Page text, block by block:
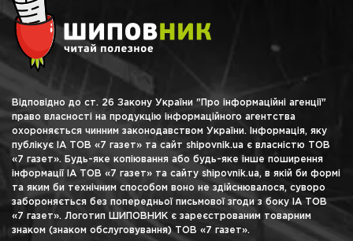
Відповідно до ст. 26 Закону України "Про інформаційні агенції"
право власності на продукцію інформаційного агентства
охороняється чинним законодавством України. Інформація, яку
публікує ІА ТОВ «7 газет» та сайт shipovnik.ua є власністю ТОВ
«7 газет». Будь-яке копіювання або будь-яке інше поширення
інформації ІА ТОВ «7 газет» та сайту shipovnik.ua, в якій би формі
та яким би технічним способом воно не здійснювалося, суворо
забороняється без попередньої письмової згоди з боку ІА ТОВ
«7 газет». Логотип ШИПОВНИК є зареєстрованим товарним
знаком (знаком обслуговування) ТОВ «7 газет».